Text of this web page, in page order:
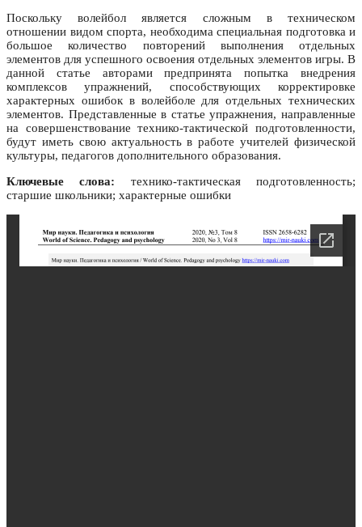
Поскольку волейбол является сложным в техническом
отношении видом спорта, необходима специальная подготовка и
большое количество повторений выполнения отдельных
элементов для успешного освоения отдельных элементов игры. В
данной статье авторами предпринята попытка внедрения
комплексов упражнений, способствующих корректировке
характерных ошибок в волейболе для отдельных технических
элементов. Представленные в статье упражнения, направленные
на совершенствование технико-тактической подготовленности,
будут иметь свою актуальность в работе учителей физической
культуры, педагогов дополнительного образования.
Ключевые слова: технико-тактическая подготовленность;
старшие школьники; характерные ошибки